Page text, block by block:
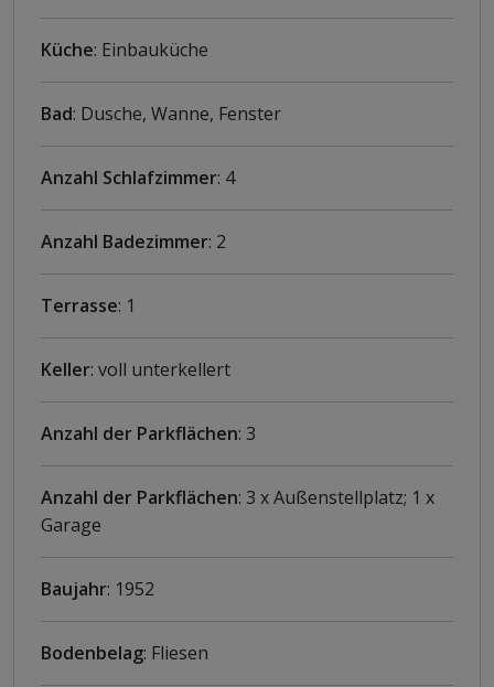
Küche: Einbauküche
Bad: Dusche, Wanne, Fenster
Anzahl Schlafzimmer: 4
Anzahl Badezimmer: 2
Terrasse: 1
Keller: voll unterkellert
Anzahl der Parkflächen: 3
Anzahl der Parkflächen: 3 x Außenstellplatz; 1 x
Garage
Baujahr: 1952
Bodenbelag: Fliesen